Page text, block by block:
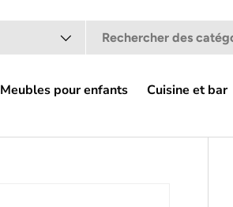
Meubles pour enfants Cuisine et bar